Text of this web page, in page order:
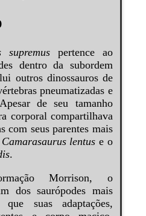
supremus pertence ao
dentro da subordem
outros dinossauros de
pneumatizadas e
de seu tamanho
corporal compartilhava
com seus parentes mais
Camarasaurus lentus e o
.
Morrison, o
dos saurópodes mais
que suas adaptações,